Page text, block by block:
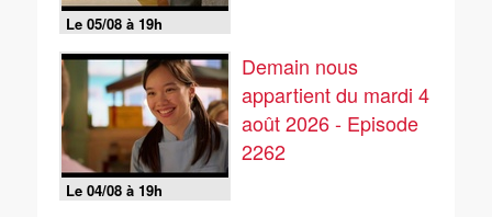
Le 05/08 à 19h
Le 04/08 à 19h
Demain nous
appartient du mardi 4
août 2026 - Episode
2262